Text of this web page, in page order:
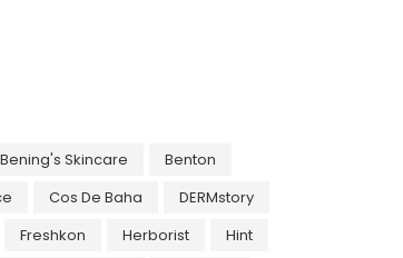
Bening's Skincare
Benton
Cos De Baha
DERMstory
Freshkon Herborist Hint